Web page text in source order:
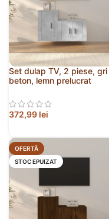
Set dulap TV, 2 piese, gri
beton, lemn prelucrat
372,99 lei
OFERTĂ
STOC EPUIZAT